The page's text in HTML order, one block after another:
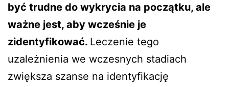
być trudne do wykrycia na początku, ale
ważne jest, aby wcześnie je
zidentyfikować. Leczenie tego
uzależnienia we wczesnych stadiach
zwiększa szanse na identyfikację